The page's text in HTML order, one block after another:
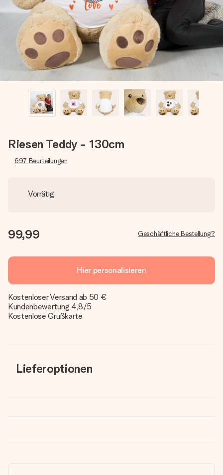
Montag - Freitag : 8:30 - 17:00 Uhr
Samstag - Sonntag : 8:30 - 13:00 Uhr
Riesen Teddy - 130cm
697 Beurteilungen
Vorrätig
99,99 Geschäftliche Bestellung?
Hier personalisieren
Kostenloser Versand ab 50 €
Kundenbewertung 4,8/5
Kostenlose Grußkarte
Lieferoptionen